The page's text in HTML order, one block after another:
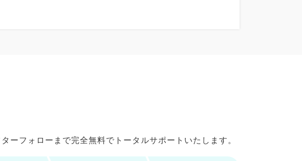
ーフォローまで完全無料でトータルサポートいたします。